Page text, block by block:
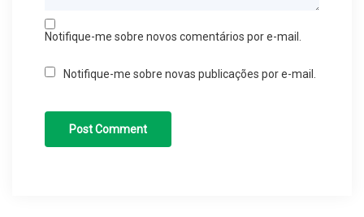
Notifique-me sobre novos comentários por e-mail.
Notifique-me sobre novas publicações por e-mail.